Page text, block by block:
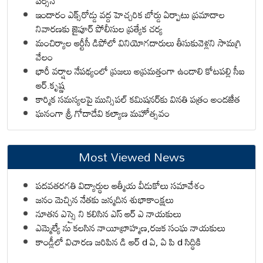
ఇందారం ఎక్స్‌రోడ్డు వద్ద హెచ్చరిక బోర్డు ఏర్పాటు ప్రమాదాల
నివారణకు జైపూర్ పోలీసుల ప్రత్యేక చర్య
మంచిర్యాల ఆర్టీసీ డిపోలో వినియోగదారులు తీసుకువెళ్లని సామగ్రి
వేలం
భారీ వర్షాల నేపథ్యంలో ప్రజలు అప్రమత్తంగా ఉండాలి కోటపల్లి సీఐ
ఆర్.కృష్ణ
కార్మిక సమస్యలపై మున్సిపల్ కమిషనర్‌కు వినతి పత్రం అందజేత
ఘనంగా శ్రీ గోదాదేవి కల్యాణ మహోత్సవం
Most Viewed News
పదవతరగతి విద్యార్థుల ఆత్మీయ వీడుకోలు సమావేశం
జనం మెచ్చిన నేతకు జన్మదిన శుభాకాంక్షలు
నూతన ఎస్సై ని కలిసిన ఎస్ ఆర్ ఎ నాయకులు
ఎమ్మెల్యే ను కలసిన నాయీబ్రాహ్మణ,రజక సంఘ నాయకులు
కాండ్లీలో విచారణ జరిపిన డి ఆర్ d ఏ, ఏ పి d సిద్ధికి